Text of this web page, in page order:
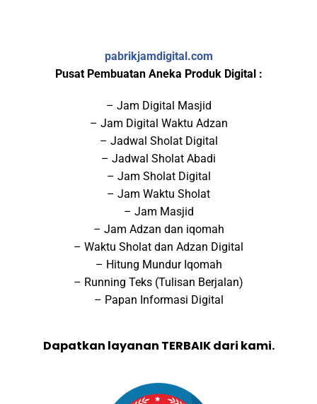
pabrikjamdigital.com
Pusat Pembuatan Aneka Produk Digital :
– Jam Digital Masjid
– Jam Digital Waktu Adzan
– Jadwal Sholat Digital
– Jadwal Sholat Abadi
– Jam Sholat Digital
– Jam Waktu Sholat
– Jam Masjid
– Jam Adzan dan iqomah
– Waktu Sholat dan Adzan Digital
– Hitung Mundur Iqomah
– Running Teks (Tulisan Berjalan)
– Papan Informasi Digital
Dapatkan layanan TERBAIK dari kami.